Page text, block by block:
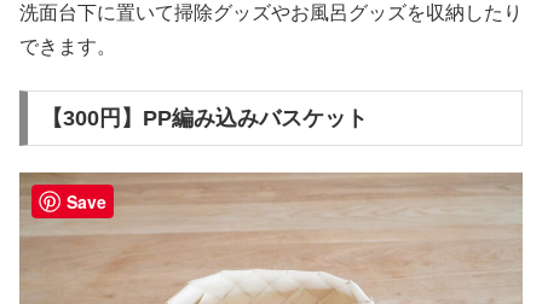
洗面台下に置いて掃除グッズやお風呂グッズを収納したり
できます。
【300円】PP編み込みバスケット
Save